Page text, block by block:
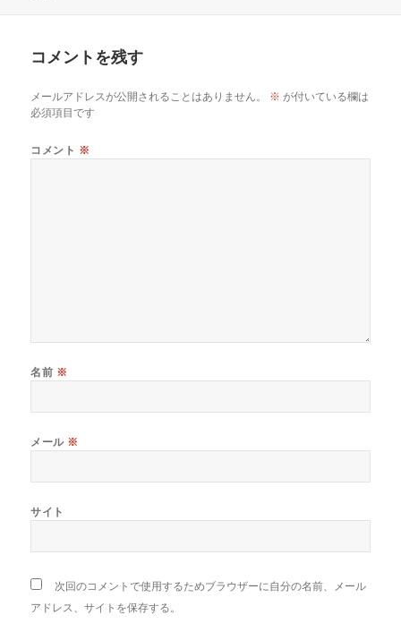
コメントを残す
メールアドレスが公開されることはありません。 ※ が付いている欄は
必須項目です
コメント ※
名前 ※
メール ※
サイト
次回のコメントで使用するためブラウザーに自分の名前、メール
アドレス、サイトを保存する。